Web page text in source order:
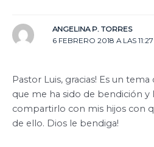
ANGELINA P. TORRES
6 FEBRERO 2018 A LAS 11:27
Pastor Luis, gracias! Es un
que me ha sido de bendición y
compartirlo con mis hijos con
de ello. Dios le bendiga!